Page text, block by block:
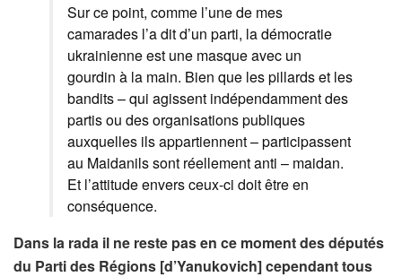
Sur ce point, comme l’une de mes
camarades l’a dit d’un parti, la démocratie
ukrainienne est une masque avec un
gourdin à la main. Bien que les pillards et les
bandits – qui agissent indépendamment des
partis ou des organisations publiques
auxquelles ils appartiennent – participassent
au Maidanils sont réellement anti – maidan.
Et l’attitude envers ceux-ci doit être en
conséquence.
Dans la rada il ne reste pas en ce moment des députés
du Parti des Régions [d’Yanukovich] cependant tous